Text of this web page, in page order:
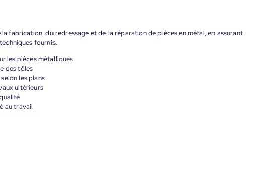
fabrication, du redressage et de la réparation de pièces en métal, en assurant
fournis.
les pièces métalliques
des tôles
les plans
ultérieurs
au travail